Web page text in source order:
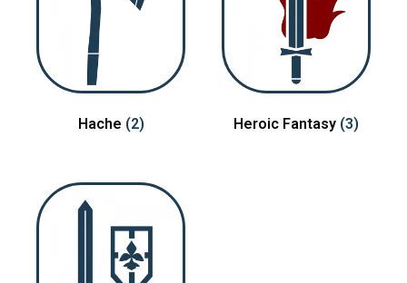
Hache (2) Heroic Fantasy (3)